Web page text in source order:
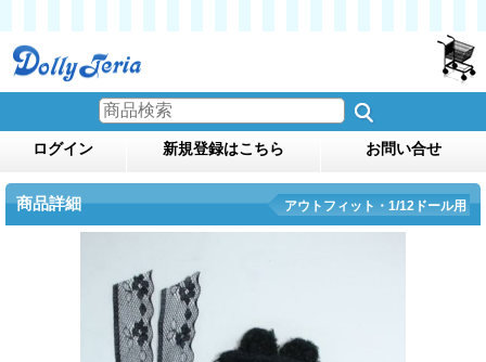
ログイン 新規登録はこちら お問い合せ
商品詳細 アウトフィット・1/12ドール用